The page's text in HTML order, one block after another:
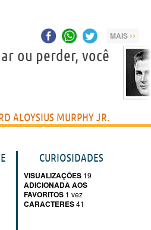
MAIS ››
ou perder, você
ALOYSIUS MURPHY JR.
CURIOSIDADES
VISUALIZAÇÕES 19
ADICIONADA AOS
FAVORITOS 1 vez
CARACTERES41